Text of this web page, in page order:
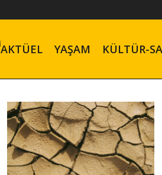
AKTÜEL YAŞAM KÜLTÜR-